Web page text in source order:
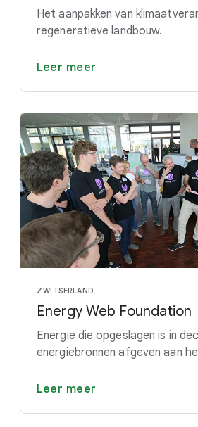
Het aanpakken van
regeneratieve landbouw.
Leer meer
ZWITSERLAND
Energy Web Foundation
Energie die opgeslagen is in
energiebronnen afgeven aan
Leer meer